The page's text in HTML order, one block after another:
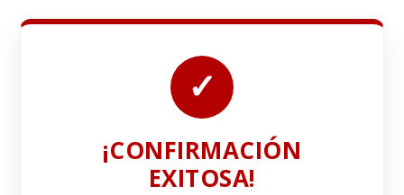
✓
¡CONFIRMACIÓN
EXITOSA!